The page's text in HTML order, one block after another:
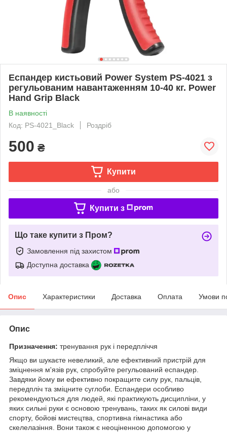
Еспандер кистьовий Power System PS-4021 з
регульованим навантаженням 10-40 кг. Power
Hand Grip Black
В наявності
Код: PS-4021_Black
Роздріб
500 ₴
Купити
або
Купити з
Що таке купити з Пром?
Замовлення під захистом
Доступна доставка
Опис Характеристики Доставка Оплата Умови
Опис
Призначення: тренування рук і передпліччя
Якщо ви шукаєте невеликий, але ефективний пристрій для
зміцнення м'язів рук, спробуйте регульований еспандер.
Завдяки йому ви ефективно покращите силу рук, пальців,
передпліч та зміцните суглоби. Еспандери особливо
рекомендуються для людей, які практикують дисципліни, у
яких сильні руки є основою тренувань, таких як силові види
спорту, бойові мистецтва, спортивна гімнастика або
скелелазіння. Вони також є неоціненною допомогою у